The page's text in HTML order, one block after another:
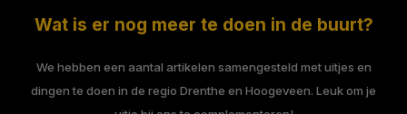
Wat is er nog meer te doen in de buurt?
We hebben een aantal artikelen samengesteld met uitjes en
dingen te doen in de regio Drenthe en Hoogeveen. Leuk om je